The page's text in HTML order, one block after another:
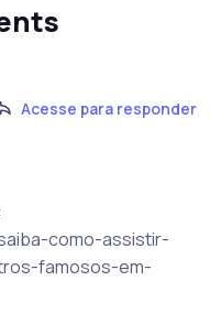
Acesse para responder
como-assistir-
famosos-em-